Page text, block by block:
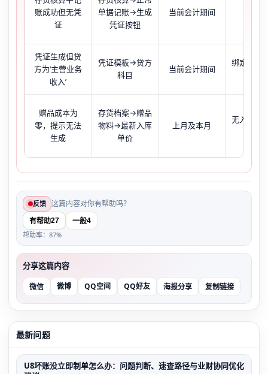
账成功但无凭
证
单据记账→生成
凭证按钮
当前会计期间
凭证生成但贷
方为‘主营业务
收入’
凭证模板→贷方
科目
当前会计期间
绑定为主
赠品成本为
零，提示无法
生成
存货档案→赠品
物料→最新入库
单价
上月及本月
无入库记
反馈 这篇内容对你有帮助吗？
有帮助27 一般4
帮助率：87%
分享这篇内容
微信 微博 QQ空间 QQ好友 海报分享 复制链接
最新问题
U8坏账没立即制单怎么办：问题判断、速查路径与业财协同优化